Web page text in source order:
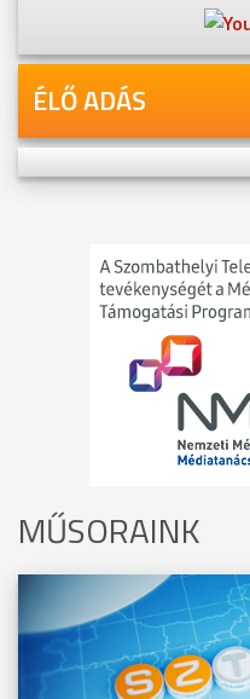
ÉLŐ ADÁS
MŰSORAINK